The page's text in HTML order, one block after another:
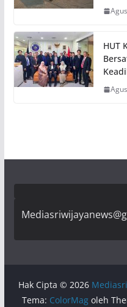
HUT
Hak Cipta © 2026
Tema: ColorMagoleh